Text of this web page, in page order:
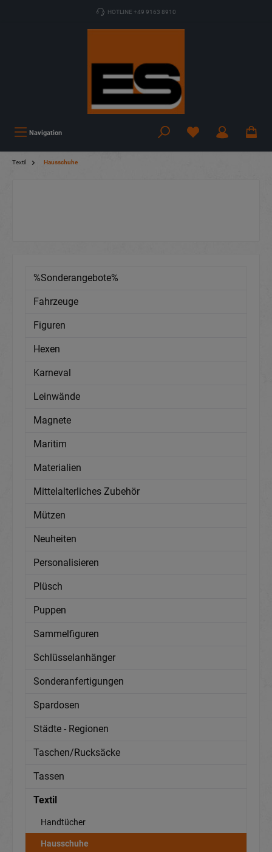
HOTLINE +49 9163 8910
Navigation
Textil Hausschuhe
%Sonderangebote%
Fahrzeuge
Figuren
Hexen
Karneval
Leinwände
Magnete
Maritim
Materialien
Mittelalterliches Zubehör
Mützen
Neuheiten
Personalisieren
Plüsch
Puppen
Sammelfiguren
Schlüsselanhänger
Sonderanfertigungen
Spardosen
Städte - Regionen
Taschen/Rucksäcke
Tassen
Textil
Handtücher
Hausschuhe